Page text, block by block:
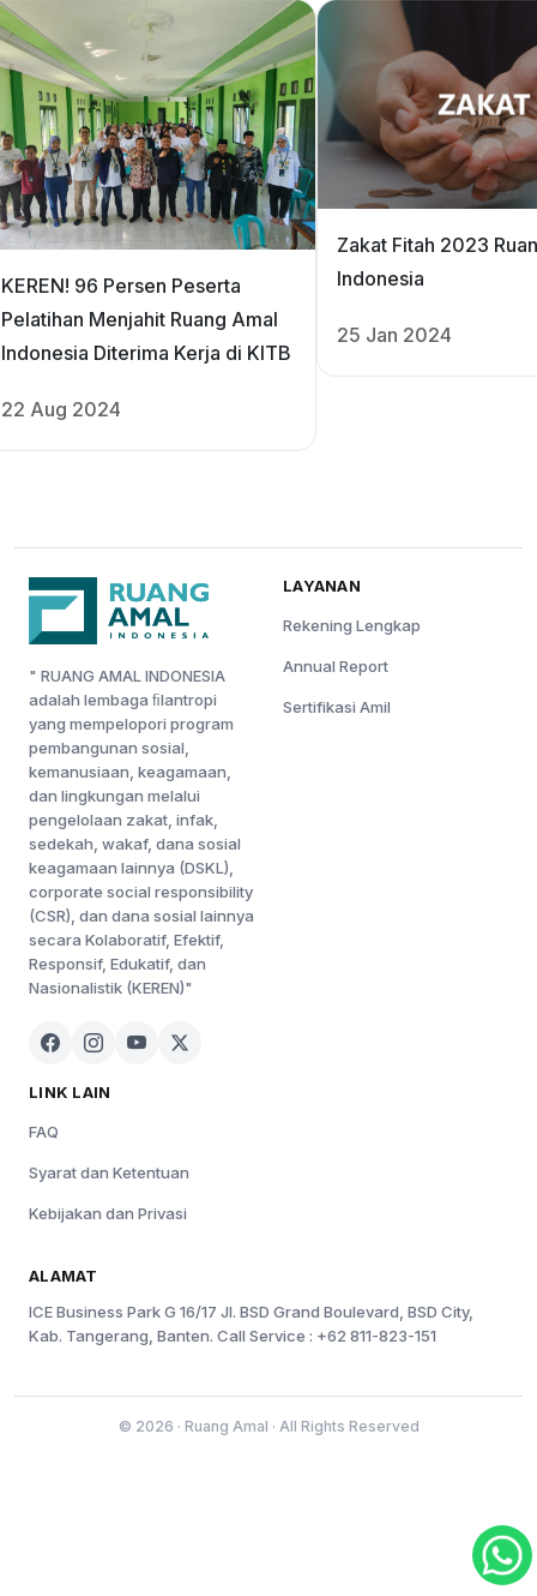
KEREN! 96 Persen Peserta
Pelatihan Menjahit Ruang Amal
Indonesia Diterima Kerja di KITB
22 Aug 2024
Zakat Fitah 2023
Indonesia
25 Jan 2024
" RUANG AMAL INDONESIA
adalah lembaga ﬁlantropi
yang mempelopori program
pembangunan sosial,
kemanusiaan, keagamaan,
dan lingkungan melalui
pengelolaan zakat, infak,
sedekah, wakaf, dana sosial
keagamaan lainnya (DSKL),
corporate social responsibility
(CSR), dan dana sosial lainnya
secara Kolaboratif, Efektif,
Responsif, Edukatif, dan
Nasionalistik (KEREN)"
LAYANAN
Rekening Lengkap
Annual Report
Sertifikasi Amil
LINK LAIN
FAQ
Syarat dan Ketentuan
Kebijakan dan Privasi
ALAMAT
ICE Business Park G 16/17 Jl. BSD Grand Boulevard, BSD City,
Kab. Tangerang, Banten. Call Service : +62 811-823-151
© 2026 · Ruang Amal · All Rights Reserved